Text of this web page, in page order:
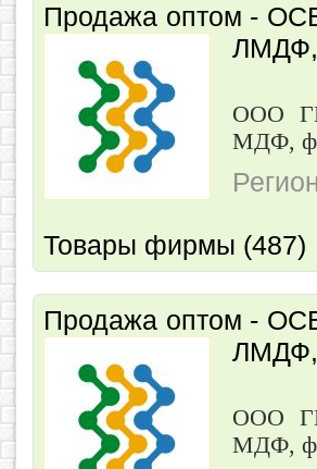
Продажа оптом -
ООО
МДФ,
Товары фирмы (487)
Продажа оптом -
ООО
МДФ,